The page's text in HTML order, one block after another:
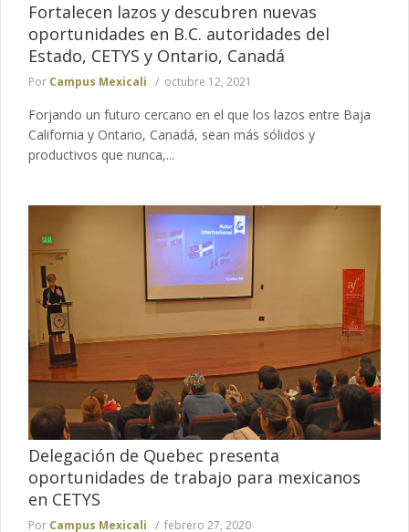
Fortalecen lazos y descubren nuevas
oportunidades en B.C. autoridades del
Estado, CETYS y Ontario, Canadá
Por Campus Mexicali octubre 12, 2021
Forjando un futuro cercano en el que los lazos entre Baja
California y Ontario, Canadá, sean más sólidos y
productivos que nunca,...
Delegación de Quebec presenta
oportunidades de trabajo para mexicanos
en CETYS
Por Campus Mexicali febrero 27, 2020